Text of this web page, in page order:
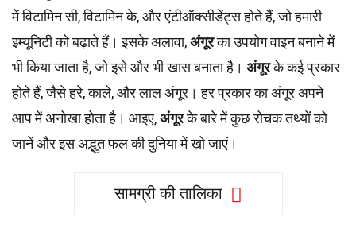
में विटामिन सी, विटामिन के, और एंटीऑक्सीडेंट्स होते हैं, जो हमारी
इम्यूनिटी को बढ़ाते हैं। इसके अलावा,अंगूरका उपयोग वाइन बनाने में
भी किया जाता है, जो इसे और भी खास बनाता है। अंगूरके कई प्रकार
होते हैं, जैसे हरे, काले, और लाल अंगूर। हर प्रकार का अंगूर अपने
आप में अनोखा होता है। आइए,अंगूरके बारे में कुछ रोचक तथ्यों को
जानें और इस अद्भुत फल की दुनिया में खो जाएं।
सामग्री की तालिका